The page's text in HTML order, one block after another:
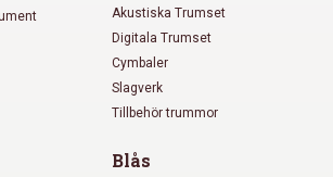
Akustiska Trumset
Digitala Trumset
Cymbaler
Slagverk
Tillbehör trummor
Blås